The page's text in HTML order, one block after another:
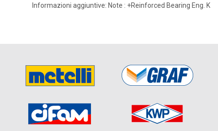
Informazioni aggiuntive: Note : +Reinforced Bearing Eng.